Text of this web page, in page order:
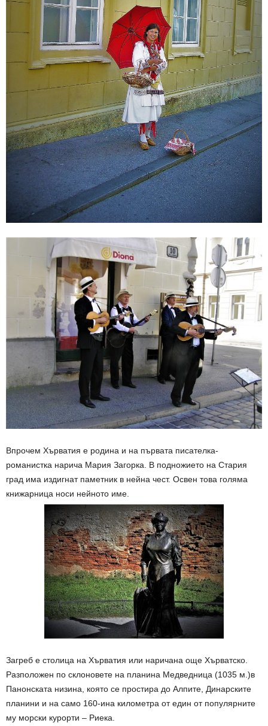
Впрочем Хърватия е родина и на първата писателка-
романистка нарича Мария Загорка. В подножието на Стария
град има издигнат паметник в нейна чест. Освен това голяма
книжарница носи нейното име.
Загреб е столица на Хърватия или наричана още Хърватско.
Разположен по склоновете на планина Медведница (1035 м.)в
Панонската низина, която се простира до Алпите, Динарските
планини и на само 160-ина километра от един от популярните
му морски курорти – Риека.